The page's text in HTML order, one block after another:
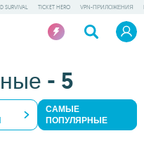
SURVIVAL TICKET HERO VPN-ПРИЛОЖЕНИЯ
- 5
САМЫЕ
ПОПУЛЯРНЫЕ